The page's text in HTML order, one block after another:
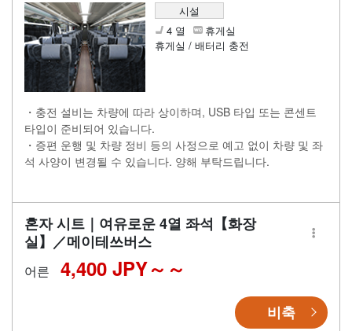
시설
4 열
휴게실
휴게실 / 배터리 충전
・충전 설비는 차량에 따라 상이하며, USB 타입 또는 콘센트
타입이 준비되어 있습니다.
・증편 운행 및 차량 정비 등의 사정으로 예고 없이 차량 및 좌
석 사양이 변경될 수 있습니다. 양해 부탁드립니다.
혼자 시트｜여유로운 4열 좌석【화장
실】／메이테쓰버스
어른 4,400 JPY～
비축